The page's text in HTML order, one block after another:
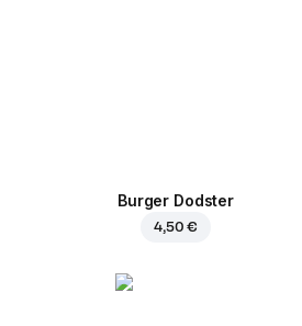
Burger Dodster
4,50 €